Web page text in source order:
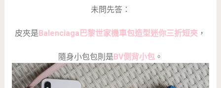
未問先答：
皮夾是Balenciaga巴黎世家機車包造型迷你三折短夾 ，
隨身小包包則是BV側背小包。